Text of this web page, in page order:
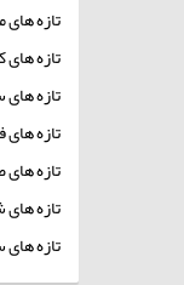
تازه
تازه های
تازه
تازه
تازه
تازه
تازه